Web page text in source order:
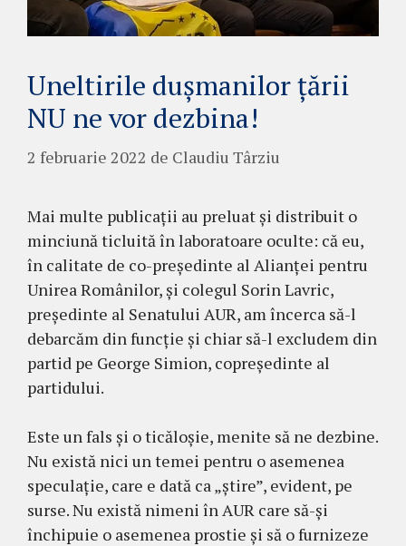
Uneltirile dușmanilor țării
NU ne vor dezbina!
2 februarie 2022 de Claudiu Târziu
Mai multe publicații au preluat și distribuit o
minciună ticluită în laboratoare oculte: că eu,
în calitate de co-președinte al Alianței pentru
Unirea Românilor, și colegul Sorin Lavric,
președinte al Senatului AUR, am încerca să-l
debarcăm din funcție și chiar să-l excludem din
partid pe George Simion, copreședinte al
partidului.
Este un fals și o ticăloșie, menite să ne dezbine.
Nu există nici un temei pentru o asemenea
speculație, care e dată ca „știre”, evident, pe
surse. Nu există nimeni în AUR care să-și
închipuie o asemenea prostie și să o furnizeze